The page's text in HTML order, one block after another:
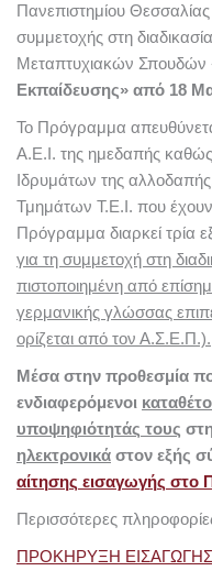
Πανεπιστημίου Θεσσαλίας
συμμετοχής στη
Μεταπτυχιακών Σπουδών
Εκπαίδευσης» από 18
Το Πρόγραμμα
Α.Ε.Ι. της ημεδαπής
Ιδρυμάτων της αλλοδαπής.
Τμημάτων Τ.Ε.Ι. που
Πρόγραμμα διαρκεί τρία
για τη συμμετοχή στη
πιστοποιημένη από
γερμανικής γλώσσας
ορίζεται από τον Α.Σ.Ε.Π.).
Μέσα στην προθεσμία
ενδιαφερόμενοι
υποψηφιότητάς τους
ηλεκτρονικά στον εξής
αίτησης εισαγωγής στο
Περισσότερες
ΠΡΟΚΗΡΥΞΗ